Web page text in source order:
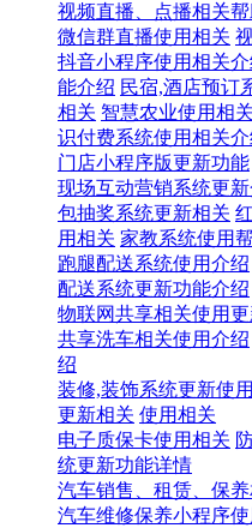
视频直播、点播相关帮
微信群直播使用相关
抖音小程序使用相关介
能介绍 民宿,酒店预订
相关 智慧农业使用相关
识付费系统使用相关介
门店小程序版更新功能
现场互动营销系统更
包抽奖系统更新相关
用相关 家教系统使用
跑腿配送系统使用介绍
配送系统更新功能介绍
物联网共享相关使用
共享洗车相关使用介绍
绍
装修,装饰系统更新使
更新相关 使用相关
电子质保卡使用相关
统更新功能详情
汽车销售、租赁、保
汽车维修保养小程序